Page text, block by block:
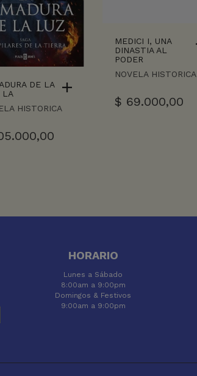
DE LA
LA
HISTORICA
MEDICI I, UNA
DINASTIA AL
PODER
NOVELA HISTORICA
$ 69.000,00
HORARIO
Lunes a Sábado
8:00am a 9:00pm
Domingos & Festivos
9:00am a 9:00pm